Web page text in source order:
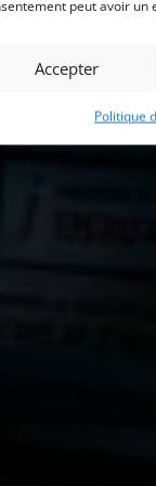
peut avoir un
Accepter
Politique